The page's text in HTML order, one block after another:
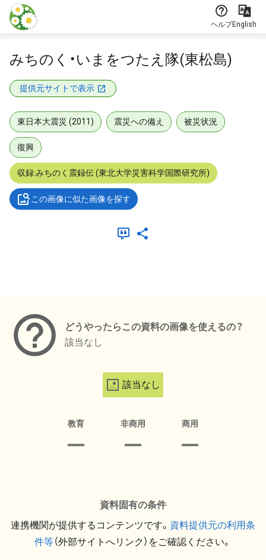
本文に飛ぶ
ヘルプEnglish
みちのく・いまをつたえ隊(東松島)
提供元サイトで表示
東日本大震災 (2011) 震災への備え 被災状況
復興
収録:みちのく震録伝 (東北大学災害科学国際研究所)
この画像に似た画像を探す
どうやったらこの資料の画像を使えるの？
該当なし
該当なし
教育 非商用 商用
資料固有の条件
連携機関が提供するコンテンツです。 資料提供元の利用条
件等（外部サイトへリンク）をご確認ください。